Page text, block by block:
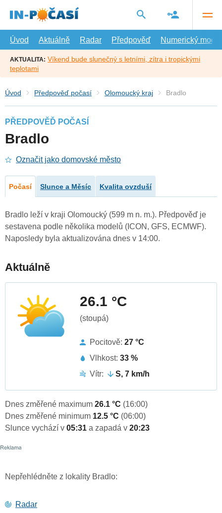
hlavní
Úvod
Aktuálně Radar Předpověď Numerický model
AKTUALITA: Víkend bude slunečný s letními, zítra i tropickými
teplotami
Úvod Předpověď počasí Olomoucký kraj Bradlo
PŘEDPOVĚĎ POČASÍ
Bradlo
Označit jako domovské město
Počasí Slunce a Měsíc Kvalita ovzduší
Bradlo leží v kraji Olomoucký (599 m n. m.). Předpověď je
sestavena podle několika modelů (ICON, GFS, ECMWF).
Naposledy byla aktualizována dnes v 14:00.
Aktuálně
26.1 °C
(stoupá)
Pocitově: 27 °C
Vlhkost: 33 %
Vítr:
S, 7 km/h
Dnes změřené maximum 26.1 °C (16:00)
Dnes změřené minimum 12.5 °C (06:00)
Slunce vychází v 05:31 a zapadá v 20:23
Nepřehlédněte z lokality Bradlo:
Radar